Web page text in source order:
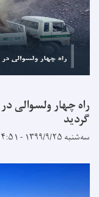
در ولایت